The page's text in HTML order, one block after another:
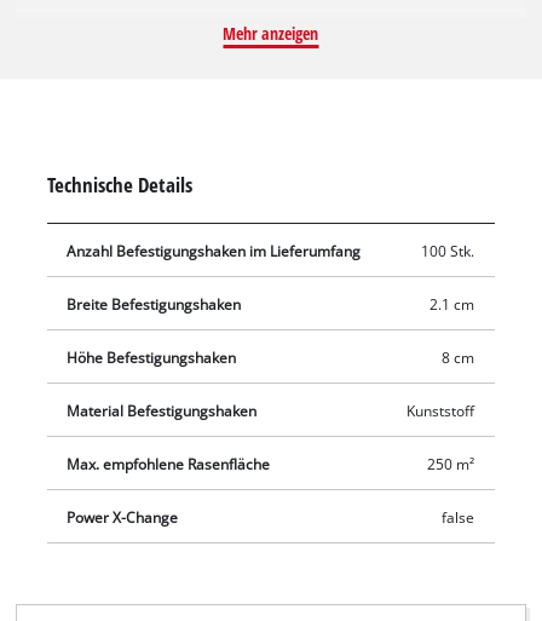
8 cm Länge bieten sie einen guten Halt im Boden. Der grüne
die für max. 200 m² Fläche bzw. ca. 70 m Begrenzungsdraht
empfohlen werden. Begrenzungsdraht und
Verbindungsklemmen sind separat erhältlich.
Mehr anzeigen
Technische Details
Anzahl Befestigungshaken im Lieferumfang 100 Stk.
Breite Befestigungshaken 2.1 cm
Höhe Befestigungshaken 8 cm
Material Befestigungshaken Kunststoff
Max. empfohlene Rasenfläche 250 m²
Power X-Change false